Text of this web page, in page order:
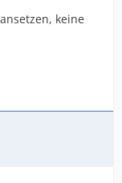
keine